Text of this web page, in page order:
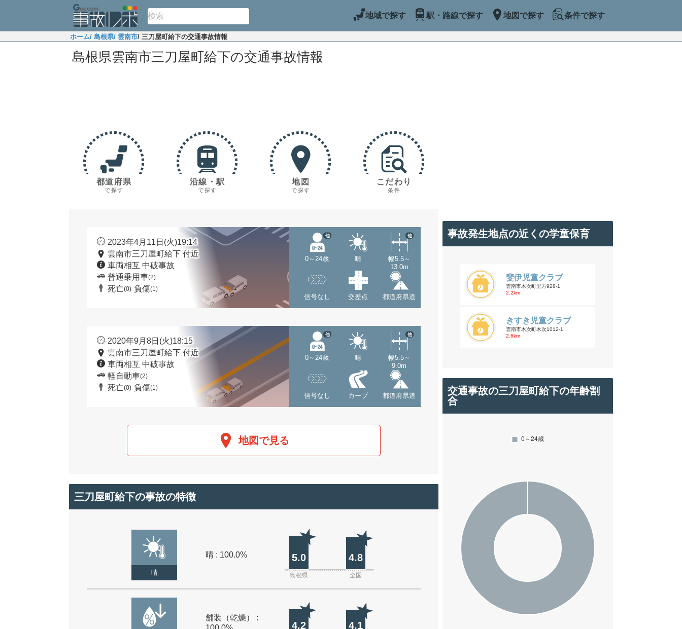
地域で探す 駅・路線で探す 地図で探す 条件で探す
ホーム/ 島根県/ 雲南市/ 三刀屋町給下の交通事故情報
島根県雲南市三刀屋町給下の交通事故情報
都道府県
で探す
沿線・駅
で探す
地図
で探す
こだわり
条件
2023年4月11日(火)19:14
雲南市三刀屋町給下 付近
車両相互 中破事故
普通乗用車(2)
死亡(0) 負傷(1)
0～24歳
他
晴
幅5.5～
13.0m
他
信号なし 交差点 都道府県道
2020年9月8日(火)18:15
雲南市三刀屋町給下 付近
車両相互 中破事故
軽自動車(2)
死亡(0) 負傷(1)
0～24歳
他
晴
幅5.5～
9.0m
他
信号なし カーブ 都道府県道
地図で見る
三刀屋町給下の事故の特徴
晴
晴 : 100.0% 5.0 4.8
島根県 全国
舗装（乾燥） :
4.2 4.1
事故発生地点の近くの学童保育
斐伊児童クラブ
雲南市木次町里方928-1
2.2km
きすき児童クラブ
雲南市木次町木次1012-1
2.6km
交通事故の三刀屋町給下の年齢割
合